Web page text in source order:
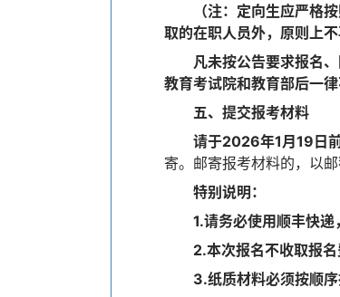
（注：定向生应严格
取的在职人员外，原则上
凡未按公告要求报名
教育考试院和教育部后一
五、提交报考材料
请于2026年1月19日
寄。邮寄报考材料的，以
特别说明：
1.请务必使用顺丰快
2.本次报名不收取报名
3.纸质材料必须按顺